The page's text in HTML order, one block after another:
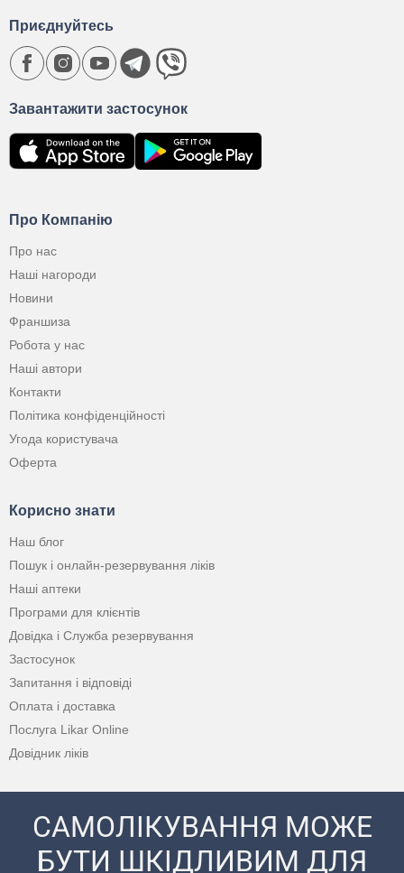
Про Компанію
Про нас
Наші нагороди
Новини
Франшиза
Робота у нас
Наші автори
Контакти
Політика конфіденційності
Угода користувача
Оферта
Корисно знати
Наш блог
Пошук і онлайн-резервування ліків
Наші аптеки
Програми для клієнтів
Довідка і Служба резервування
Застосунок
Запитання і відповіді
Оплата і доставка
Послуга Likar Online
Довідник ліків
Завантажити застосунок
Приєднуйтесь
САМОЛІКУВАННЯ МОЖЕ
БУТИ ШКІДЛИВИМ ДЛЯ